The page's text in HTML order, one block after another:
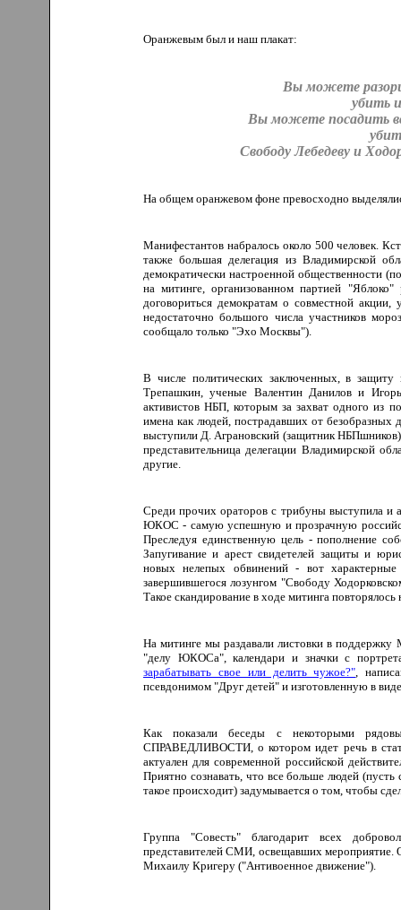
Оранжевым был и наш плакат:
Вы можете
убить
Вы можете посадить
Свободу Лебедеву и
На общем оранжевом фоне превосходно
Манифестантов набралось около 500 человек.
также большая делегация из Владимирской
демократически настроенной общественности
на митинге, организованном партией
договориться демократам о совместной
недостаточно большого числа участников
сообщало только "Эхо Москвы").
В числе политических заключенных, в
Трепашкин, ученые Валентин Данилов и
активистов НБП, которым за захват одного из
имена как людей, пострадавших от
выступили Д. Аграновский (защитник
представительница делегации Владимирской
другие.
Среди прочих ораторов с трибуны выступила и
ЮКОС - самую успешную и прозрачную
Преследуя единственную цель - пополнение
Запугивание и арест свидетелей защиты и
новых нелепых обвинений - вот
завершившегося лозунгом "Свободу
Такое скандирование в ходе митинга повторялось
На митинге мы раздавали листовки в
"делу ЮКОСа", календари и значки с
зарабатывать свое или делить чужое?",
псевдонимом "Друг детей" и изготовленную в
Как показали беседы с некоторыми
СПРАВЕДЛИВОСТИ, о котором идет речь в
актуален для современной российской
Приятно сознавать, что все больше людей
такое происходит) задумывается о том, чтобы
Группа "Совесть" благодарит всех
представителей СМИ, освещавших мероприятие.
Михаилу Кригеру ("Антивоенное движение").